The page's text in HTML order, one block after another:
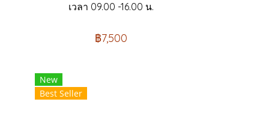
เวลา 09.00 -16.00 น.
฿7,500
New
Best Seller